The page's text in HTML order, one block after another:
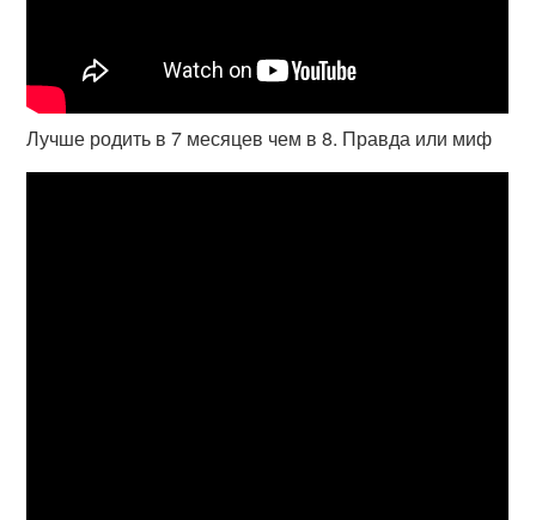
Лучше родить в 7 месяцев чем в 8. Правда или миф